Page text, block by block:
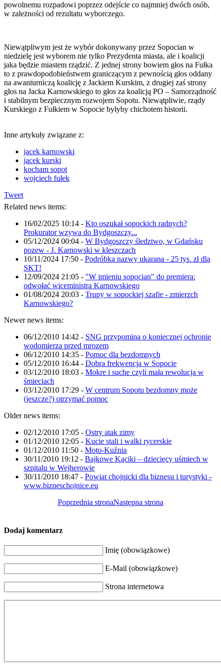
powolnemu rozpadowi poprzez odejście co najmniej dwóch osób,
w zależności od rezultatu wyborczego.
Niewątpliwym jest że wybór dokonywany przez Sopocian w
niedzielę jest wyborem nie tylko Prezydenta miasta, ale i koalicji
jaka będzie miastem rządzić. Z jednej strony bowiem głos na Fułka
to z prawdopodobieństwem graniczącym z pewnością głos oddany
na awanturniczą koalicję z Jackiem Kurskim, z drugiej zaś strony
głos na Jacka Karnowskiego to głos za koalicją PO – Samorządność
i stabilnym bezpiecznym rozwojem Sopotu. Niewątpliwie, rządy
Kurskiego z Fułkiem w Sopocie byłyby chichotem historii.
Inne artykuły związane z:
jacek karnowski
jacek kurski
kocham sopot
wojciech fułek
Tweet
Related news items:
16/02/2025 10:14 - Kto oszukał sopockich radnych?
Prokurator wzywa do Bydgoszczy...
05/12/2024 00:04 - W Bydgoszczy śledztwo, w Gdańsku
pozew - J. Karnowski w kleszczach
10/11/2024 17:50 - Podróbka nazwy ukarana - 25 tys. zł dla
SKT!
12/09/2024 21:05 - "W imieniu sopocian" do premiera:
odwołać wiceministra Karnowskiego
01/08/2024 20:03 - Trupy w sopockiej szafie - zmierzch
Karnowskiego?
Newer news items:
06/12/2010 14:42 - SNG przypomina o koniecznej ochronie
wodomierza przed mrozem
06/12/2010 14:35 - Pomoc dla bezdomnych
05/12/2010 16:44 - Dobra frekwencja w Sopocie
03/12/2010 18:03 - Mokre i suche czyli mała rewolucja w
śmieciach
03/12/2010 17:29 - W centrum Sopotu bezdomny może
(jeszcze?) otrzymać pomoc
Older news items:
02/12/2010 17:05 - Ostry atak zimy
01/12/2010 12:05 - Kucie stali i walki rycerskie
01/12/2010 11:50 - Moto-Kuźnia
30/11/2010 19:12 - Bajkowe Kąciki – dziecięcy uśmiech w
szpitalu w Wejherowie
30/11/2010 18:47 - Powiat chojnicki dla biznesu i turystyki -
www.bizneschojnice.eu
Poprzednia stronaNastępna strona
Dodaj komentarz
Imię (obowiązkowe)
E-Mail (obowiązkowe)
Strona internetowa